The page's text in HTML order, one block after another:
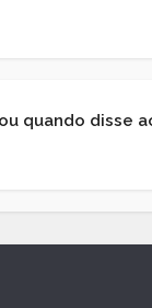
quando disse